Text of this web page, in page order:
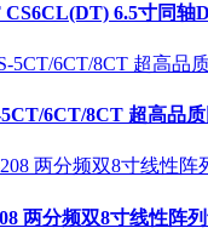
6.5寸同轴
6CT/8CT 超高品
两分频双8寸线性阵